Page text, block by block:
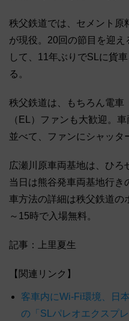
秩父鉄道では、セメント原
が現役。20回の節目を迎え
して、11年ぶりでSLに貨
る。
秩父鉄道は、もちろん電車
（EL）ファンも大歓迎。
並べて、ファンにシャッタ
広瀬川原車両基地は、ひろ
当日は熊谷発車両基地行き
車方法の詳細は秩父鉄道の
～15時で入場無料。
記事：上里夏生
【関連リンク】
客車内にWi-Fi環境、日
の「SLパレオエクスプ